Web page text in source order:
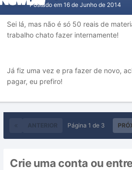
Postado em 16 de Junho de 2014
Sei lá, mas não é só 50 reais de
trabalho chato fazer internamente!
Já fiz uma vez e pra fazer de novo,
pagar, eu prefiro!
ANTERIOR Página 1 de 3
Crie uma conta ou